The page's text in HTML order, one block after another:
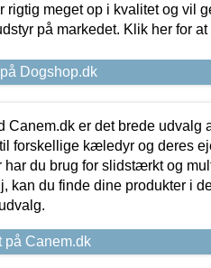
rigtig meget op i kvalitet og vil
på markedet. Klik her for
Dogshop.dk
Canem.dk er det brede udvalg
forskellige kæledyr og deres
har du brug for slidstærkt og
kan du finde dine produkter i
på Canem.dk